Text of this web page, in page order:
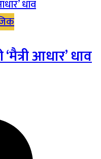
आधार’ धाव